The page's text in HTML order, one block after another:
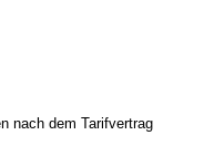
nach dem Tarifvertrag